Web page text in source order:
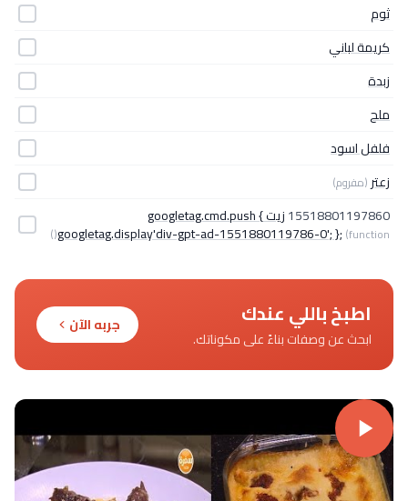
ثوم
كريمة لباني
زبدة
ملح
فلفل اسود
زعتر (مفروم)
15518801197860 زيت googletag.cmd.push {
googletag.display'div-gpt-ad-1551880119786-0'; }; (function()
اطبخ باللي عندك
ابحث عن وصفات بناءً على مكوناتك.
جربه الآن